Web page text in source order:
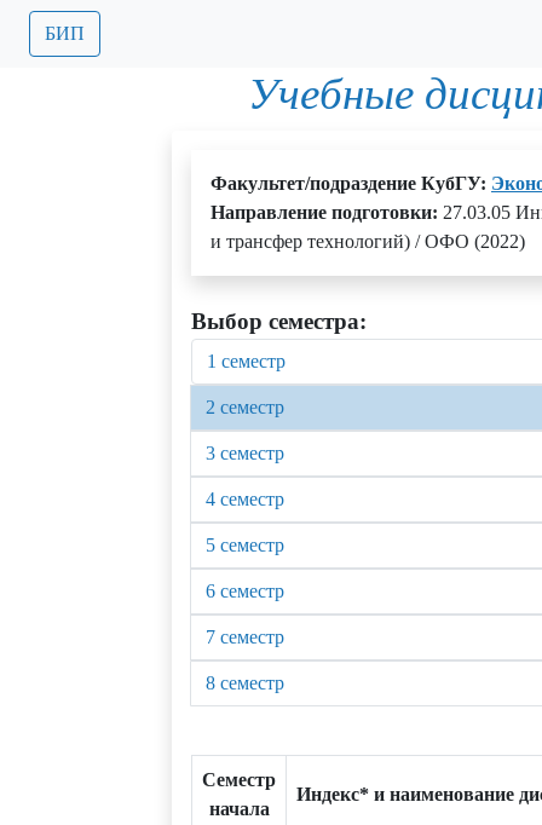
БИП
Учебные
Факультет/подраздение КубГУ:
Направление подготовки: 27.03.05
и трансфер технологий) / ОФО (2022)
Выбор семестра:
1 семестр
2 семестр
3 семестр
4 семестр
5 семестр
6 семестр
7 семестр
8 семестр
Семестр
начала
Индекс* и наименование